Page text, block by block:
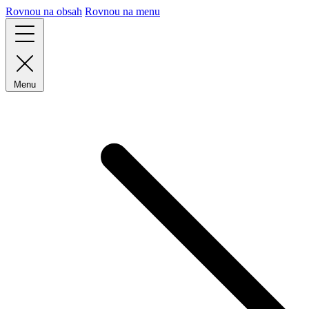
Rovnou na obsah Rovnou na menu
Menu